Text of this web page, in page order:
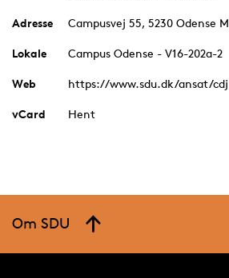
Adresse Campusvej 55, 5230 Odense M
Lokale Campus Odense - V16-202a-2
Web https://www.sdu.dk/ansat/cdj
vCard Hent
Om SDU